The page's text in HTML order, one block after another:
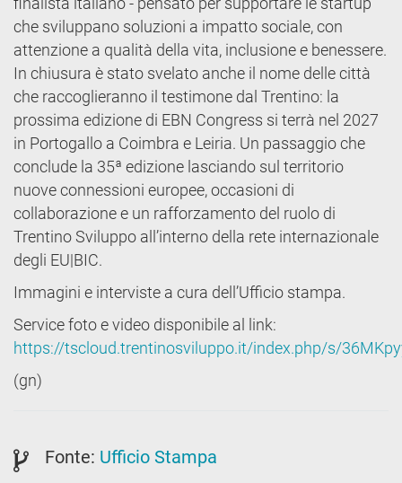
che sviluppano soluzioni a impatto sociale, con
attenzione a qualità della vita, inclusione e benessere.
In chiusura è stato svelato anche il nome delle città
che raccoglieranno il testimone dal Trentino: la
prossima edizione di EBN Congress si terrà nel 2027
in Portogallo a Coimbra e Leiria. Un passaggio che
conclude la 35ª edizione lasciando sul territorio
nuove connessioni europee, occasioni di
collaborazione e un rafforzamento del ruolo di
Trentino Sviluppo all’interno della rete internazionale
degli EU|BIC.
Immagini e interviste a cura dell’Ufficio stampa.
Service foto e video disponibile al link:
https://tscloud.trentinosviluppo.it/index.php/s/
(gn)
Fonte: Ufficio Stampa